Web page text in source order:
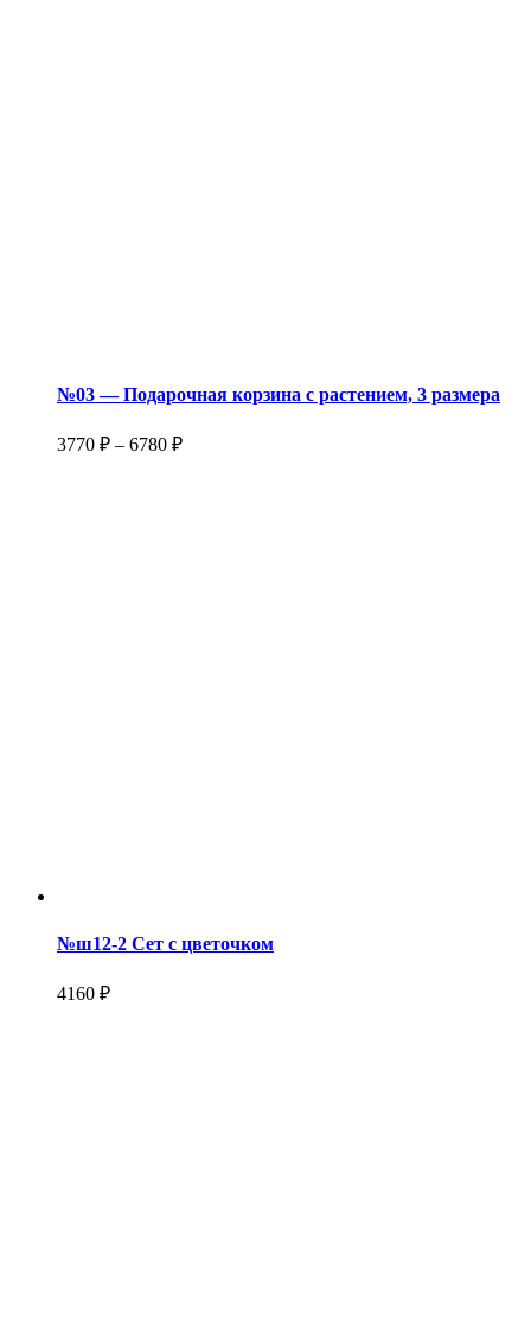
№03 — Подарочная корзина с растением, 3 размера
3770 ₽ – 6780 ₽
№ш12-2 Сет с цветочком
4160 ₽